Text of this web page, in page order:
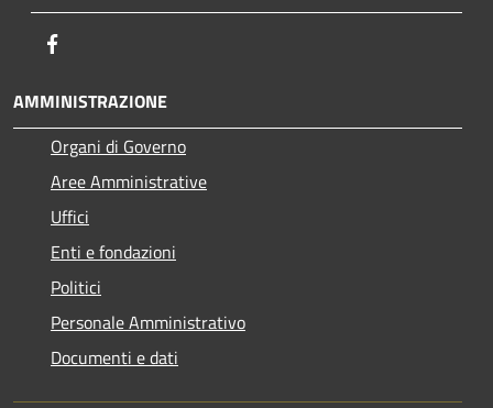
AMMINISTRAZIONE
Organi di Governo
Aree Amministrative
Uffici
Enti e fondazioni
Politici
Personale Amministrativo
Documenti e dati